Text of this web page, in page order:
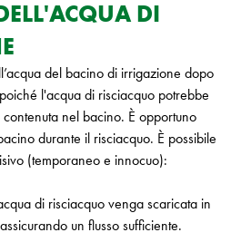
DI
del bacino di irrigazione dopo
l'acqua di risciacquo potrebbe
nel bacino. È opportuno
durante il risciacquo. È possibile
(temporaneo e innocuo):
di risciacquo venga scaricata in
un flusso sufficiente.